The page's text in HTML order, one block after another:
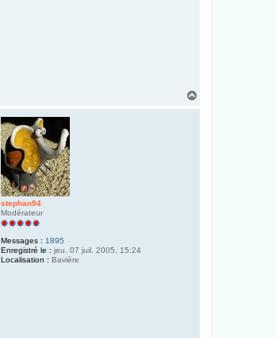
stephan94
Modérateur
Messages : 1895
Enregistré le : jeu. 07 juil. 2005, 15:24
Localisation : Bavière